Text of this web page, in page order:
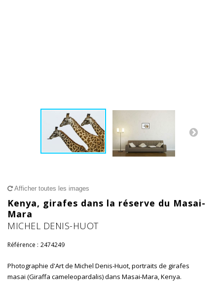
Afficher toutes les images
Kenya, girafes dans la réserve du Masai-
Mara
MICHEL DENIS-HUOT
Référence : 2474249
Photographie d'Art de Michel Denis-Huot, portraits de girafes
masai (Giraffa cameleopardalis) dans Masai-Mara, Kenya.